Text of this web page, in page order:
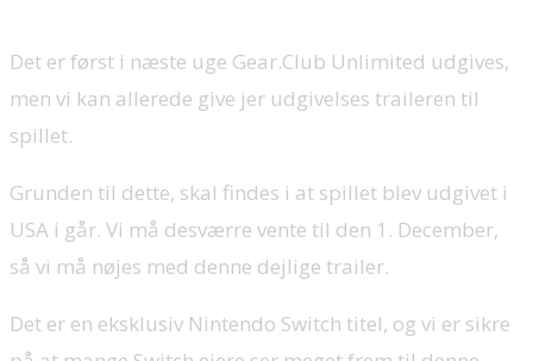
Det er først i næste uge Gear.Club Unlimited udgives,
men vi kan allerede give jer udgivelses traileren til
spillet.
Grunden til dette, skal findes i at spillet blev udgivet i
USA i går. Vi må desværre vente til den 1. December,
så vi må nøjes med denne dejlige trailer.
Det er en eksklusiv Nintendo Switch titel, og vi er sikre